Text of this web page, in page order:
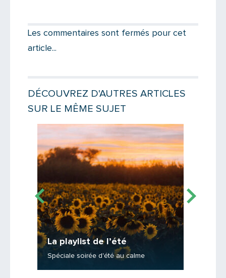
Message
Les commentaires sont fermés pour cet
article...
DÉCOUVREZ D'AUTRES ARTICLES
SUR LE MÊME SUJET
La playlist de l’été
Spéciale soirée d'été au calme